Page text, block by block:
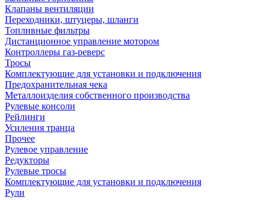
Клапаны вентиляции
Переходники, штуцеры, шланги
Топливные фильтры
Дистанционное управление мотором
Контроллеры газ-реверс
Тросы
Комплектующие для установки и подключения
Предохранительная чека
Металлоизделия собственного производства
Рулевые консоли
Рейлинги
Усиления транца
Прочее
Рулевое управление
Редукторы
Рулевые тросы
Комплектующие для установки и подключения
Рули